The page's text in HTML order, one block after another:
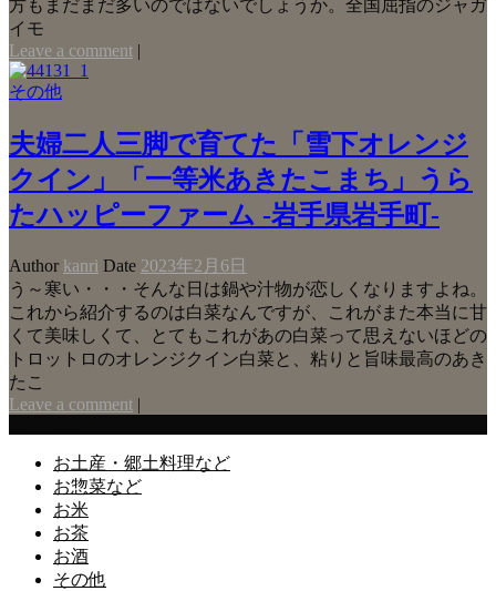
方もまだまだ多いのではないでしょうか。全国屈指のジャガ
イモ
Leave a comment |
その他
夫婦二人三脚で育てた「雪下オレンジ
クイン」「一等米あきたこまち」うら
たハッピーファーム -岩手県岩手町-
Author kanri Date 2023年2月6日
う～寒い・・・そんな日は鍋や汁物が恋しくなりますよね。
これから紹介するのは白菜なんですが、これがまた本当に甘
くて美味しくて、とてもこれがあの白菜って思えないほどの
トロットロのオレンジクイン白菜と、粘りと旨味最高のあき
たこ
Leave a comment |
お土産・郷土料理など
お惣菜など
お米
お茶
お酒
その他